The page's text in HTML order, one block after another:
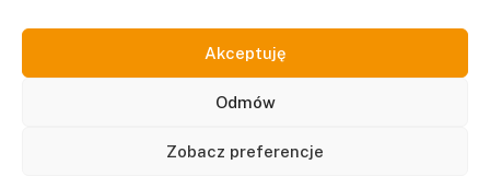
Akceptuję
Odmów
Zobacz preferencje
© 2026 Podatkowy Referat, Agata Dzięgiel-Matras Centrum
Informacji Podatków Lokalnych „Glosator”. Wszelkie prawa